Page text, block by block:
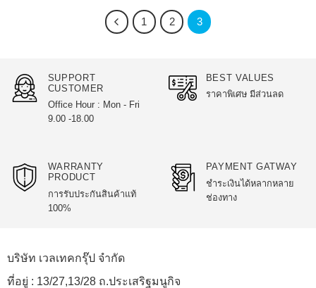
1 2 3
SUPPORT
CUSTOMER
Office Hour : Mon - Fri
9.00 -18.00
BEST VALUES
ราคาพิเศษ มีส่วนลด
WARRANTY
PRODUCT
การรับประกันสินค้าแท้
100%
PAYMENT GATWAY
ชำระเงินได้หลากหลาย
ช่องทาง
บริษัท เวลเทคกรุ๊ป จำกัด
ที่อยู่ : 13/27,13/28 ถ.ประเสริฐมนูกิจ